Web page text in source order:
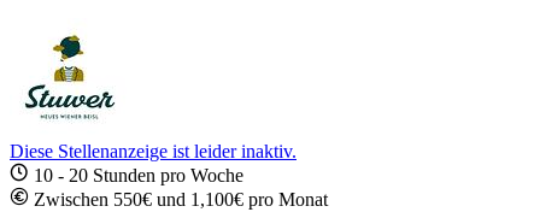
Diese Stellenanzeige ist leider inaktiv.
10 - 20 Stunden pro Woche
Zwischen 550€ und 1,100€ pro Monat